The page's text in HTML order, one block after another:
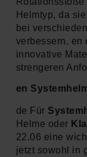
Helmtyp, da
bei
verbessern. en
innovative
strengeren
en
de Für
Helme oder
22.06 eine
jetzt sowohl in